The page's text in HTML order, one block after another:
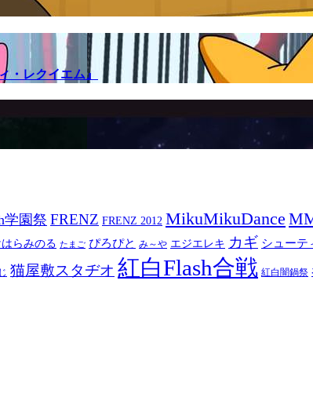
・レクイエム』
学園祭 FRENZ FRENZ 2012 MikuMikuDance
らみのる たまご ぴろぴと み～や エジエレキ カギ シューテ
猫屋敷スタヂオ 紅白Flash合戦 紅白闇鍋祭